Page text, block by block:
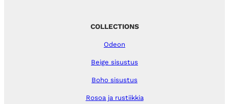
COLLECTIONS
Odeon
Beige sisustus
Boho sisustus
Rosoa ja rustiikkia